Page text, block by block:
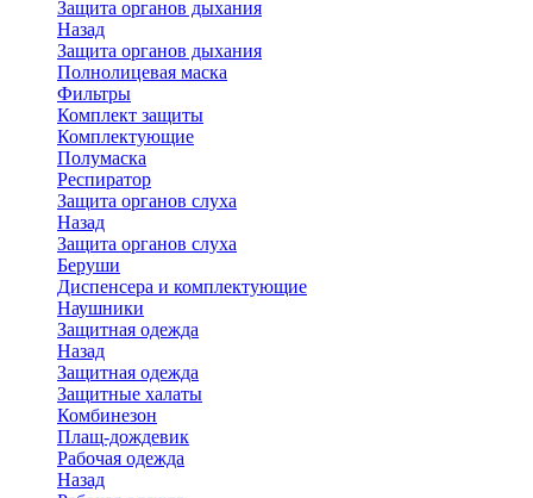
Защита органов дыхания
Назад
Защита органов дыхания
Полнолицевая маска
Фильтры
Комплект защиты
Комплектующие
Полумаска
Респиратор
Защита органов слуха
Назад
Защита органов слуха
Беруши
Диспенсера и комплектующие
Наушники
Защитная одежда
Назад
Защитная одежда
Защитные халаты
Комбинезон
Плащ-дождевик
Рабочая одежда
Назад